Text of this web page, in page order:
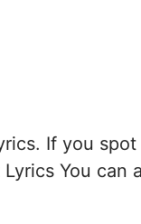
If you
You can